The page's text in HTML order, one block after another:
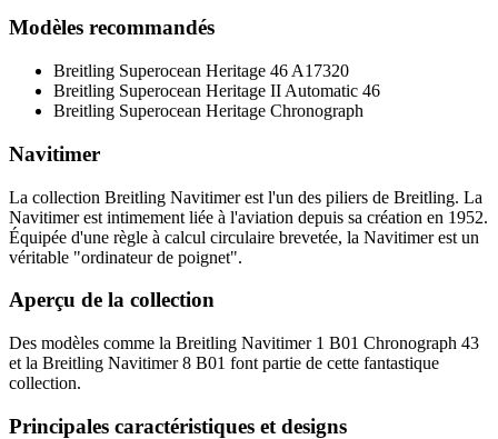
Modèles recommandés
Breitling Superocean Heritage 46 A17320
Breitling Superocean Heritage II Automatic 46
Breitling Superocean Heritage Chronograph
Navitimer
La collection Breitling Navitimer est l'un des piliers de Breitling. La
Navitimer est intimement liée à l'aviation depuis sa création en 1952.
Équipée d'une règle à calcul circulaire brevetée, la Navitimer est un
véritable "ordinateur de poignet".
Aperçu de la collection
Des modèles comme la Breitling Navitimer 1 B01 Chronograph 43
et la Breitling Navitimer 8 B01 font partie de cette fantastique
collection.
Principales caractéristiques et designs